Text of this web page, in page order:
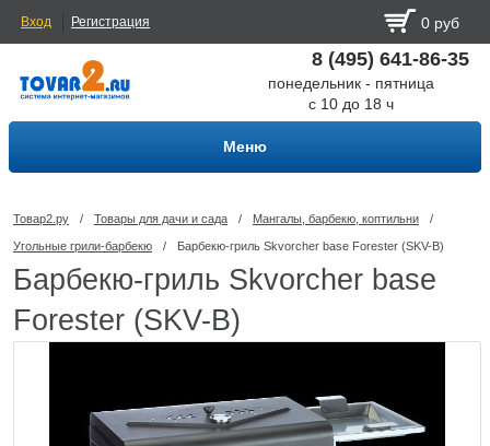
Вход Регистрация 0 руб
8 (495) 641-86-35
понедельник - пятница
с 10 до 18 ч
Меню
Товар2.ру / Товары для дачи и сада / Мангалы, барбекю, коптильни /
Угольные грили-барбекю / Барбекю-гриль Skvorcher base Forester (SKV-B)
Барбекю-гриль Skvorcher base
Forester (SKV-B)